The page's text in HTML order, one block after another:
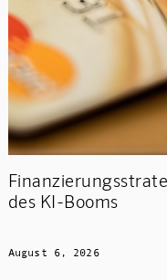
des KI-Booms
August 6, 2026